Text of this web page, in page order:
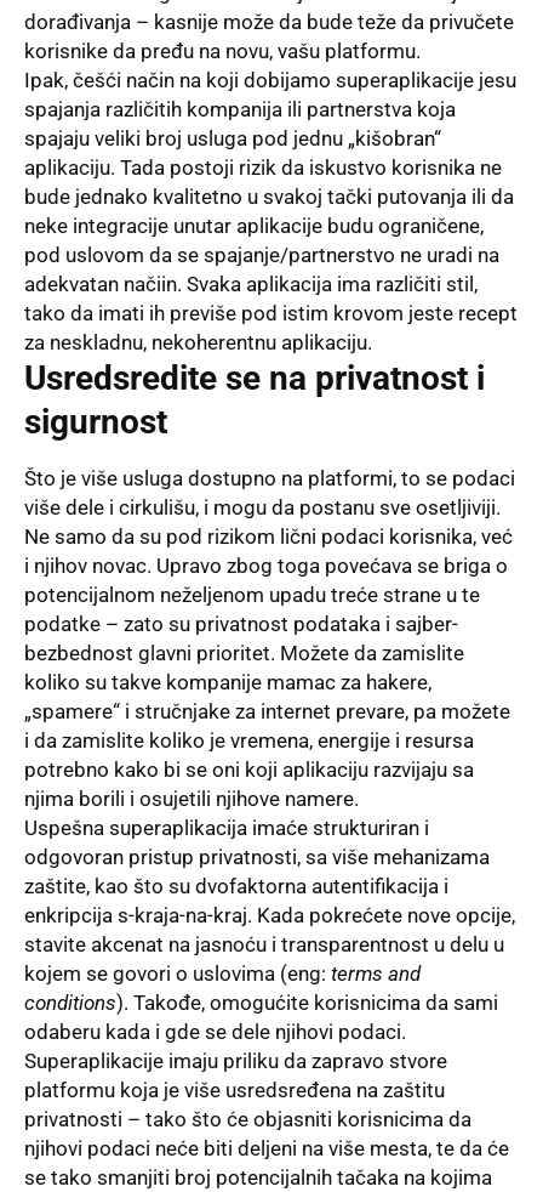
dorađivanja – kasnije može da bude teže da privučete
korisnike da pređu na novu, vašu platformu.
Ipak, češći način na koji dobijamo superaplikacije jesu
spajanja različitih kompanija ili partnerstva koja
spajaju veliki broj usluga pod jednu „kišobran“
aplikaciju. Tada postoji rizik da iskustvo korisnika ne
bude jednako kvalitetno u svakoj tački putovanja ili da
neke integracije unutar aplikacije budu ograničene,
pod uslovom da se spajanje/partnerstvo ne uradi na
adekvatan načiin. Svaka aplikacija ima različiti stil,
tako da imati ih previše pod istim krovom jeste recept
za neskladnu, nekoherentnu aplikaciju.
Usredsredite se na privatnost i
sigurnost
Što je više usluga dostupno na platformi, to se podaci
više dele i cirkulišu, i mogu da postanu sve osetljiviji.
Ne samo da su pod rizikom lični podaci korisnika, već
i njihov novac. Upravo zbog toga povećava se briga o
potencijalnom neželjenom upadu treće strane u te
podatke – zato su privatnost podataka i sajber-
bezbednost glavni prioritet. Možete da zamislite
koliko su takve kompanije mamac za hakere,
„spamere“ i stručnjake za internet prevare, pa možete
i da zamislite koliko je vremena, energije i resursa
potrebno kako bi se oni koji aplikaciju razvijaju sa
njima borili i osujetili njihove namere.
Uspešna superaplikacija imaće strukturiran i
odgovoran pristup privatnosti, sa više mehanizama
zaštite, kao što su dvofaktorna autentifikacija i
enkripcija s-kraja-na-kraj. Kada pokrećete nove opcije,
stavite akcenat na jasnoću i transparentnost u delu u
kojem se govori o uslovima (eng: terms and
conditions). Takođe, omogućite korisnicima da sami
odaberu kada i gde se dele njihovi podaci.
Superaplikacije imaju priliku da zapravo stvore
platformu koja je više usredsređena na zaštitu
privatnosti – tako što će objasniti korisnicima da
njihovi podaci neće biti deljeni na više mesta, te da će
se tako smanjiti broj potencijalnih tačaka na kojima